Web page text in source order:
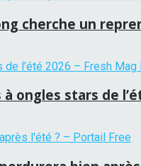
cherche un
ongles stars de